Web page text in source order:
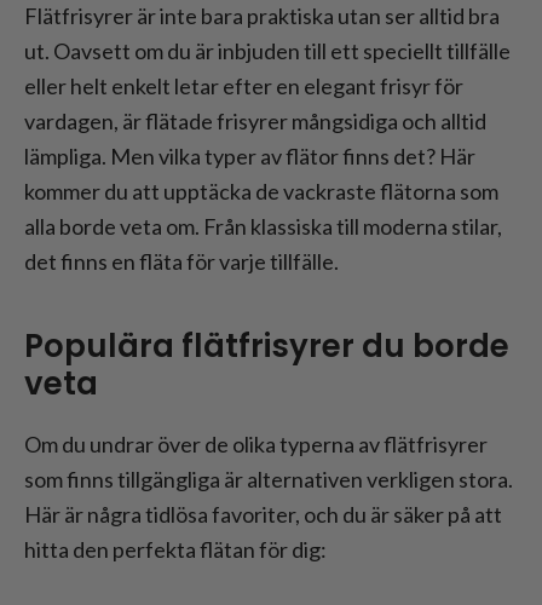
Vilka flätfrisyrer fungerar för kort hår?
Flätfrisyrer är inte bara praktiska utan ser alltid bra
ut. Oavsett om du är inbjuden till ett speciellt tillfälle
eller helt enkelt letar efter en elegant frisyr för
vardagen, är flätade frisyrer mångsidiga och alltid
lämpliga. Men vilka typer av flätor finns det? Här
kommer du att upptäcka de vackraste flätorna som
alla borde veta om. Från klassiska till moderna stilar,
det finns en fläta för varje tillfälle.
Populära flätfrisyrer du borde
veta
Om du undrar över de olika typerna av flätfrisyrer
som finns tillgängliga är alternativen verkligen stora.
Här är några tidlösa favoriter, och du är säker på att
hitta den perfekta flätan för dig: